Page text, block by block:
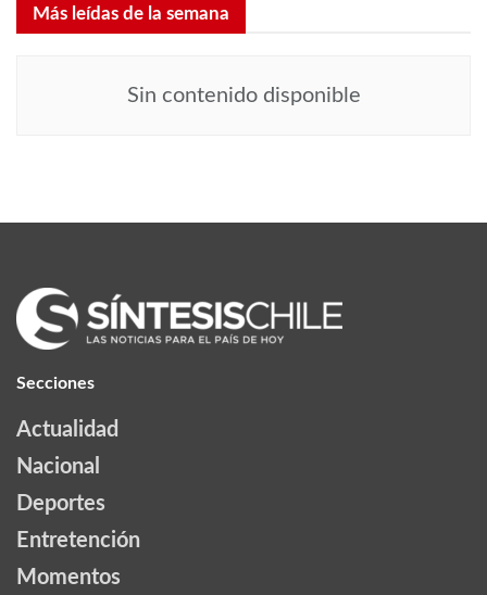
Más leídas de la semana
Sin contenido disponible
Secciones
Actualidad
Nacional
Deportes
Entretención
Momentos